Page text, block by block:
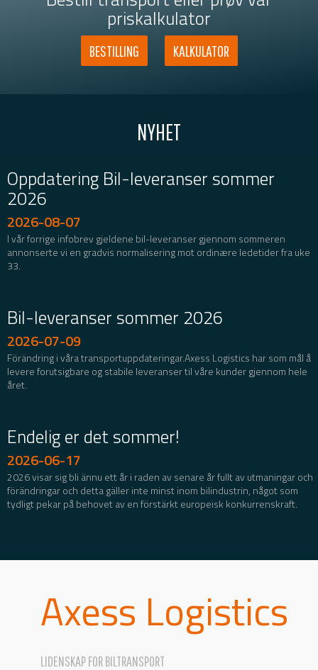
priskalkulator
BESTILLING KALKULATOR
NYHET
Oppdatering Bil-leveranser sommer
2026
2026-08-07
I vår forrige infobrev gjeldene bil-leveranser gjennom sommeren
annonserte vi en gradvis normalisering mot ordinære ledetider fra uke
33.
Bil-leveranser sommer 2026
2026-07-09
Förändring i våra transportuppdateringar.Axess Logistics har som mål å
levere forutsigbare og stabile leveranser til våre kunder gjennom hele
året.
Endelig er det sommer!
2026-06-17
2026 visar sig bli ännu ett år i raden av senare år fullt av utmaningar och
förändringar och detta gäller inte minst inom bilindustrin, något som
tydligt pekar på behovet av en förstärkt europeisk konkurrenskraft.
Axess Logistics
LIDENSKAP FOR BILTRANSPORT